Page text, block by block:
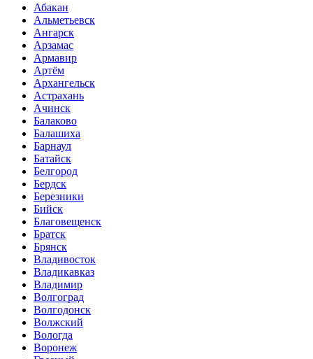
Абакан
Альметьевск
Ангарск
Арзамас
Армавир
Артём
Архангельск
Астрахань
Ачинск
Балаково
Балашиха
Барнаул
Батайск
Белгород
Бердск
Березники
Бийск
Благовещенск
Братск
Брянск
Владивосток
Владикавказ
Владимир
Волгоград
Волгодонск
Волжский
Вологда
Воронеж